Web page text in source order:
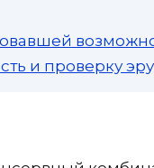
и проверку